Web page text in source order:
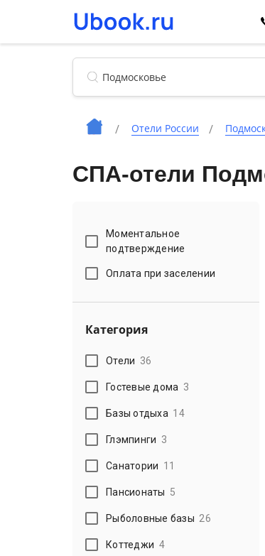
Отели России
СПА-отели
Моментальное
подтверждение
Оплата при заселении
Категория
Отели 36
Гостевые дома 3
Базы отдыха 14
Глэмпинги 3
Санатории 11
Пансионаты 5
Рыболовные базы 26
Коттеджи 4